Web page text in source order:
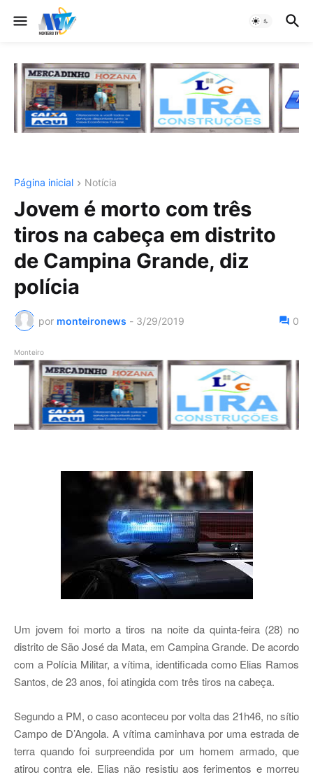
Página inicial Notícia
Jovem é morto com três
tiros na cabeça em distrito
de Campina Grande, diz
polícia
por monteironews - 3/29/2019 0
Monteiro
Um jovem foi morto a tiros na noite da quinta-feira (28) no
distrito de São José da Mata, em Campina Grande. De acordo
com a Polícia Militar, a vítima, identificada como Elias Ramos
Santos, de 23 anos, foi atingida com três tiros na cabeça.
Segundo a PM, o caso aconteceu por volta das 21h46, no sítio
Campo de D’Angola. A vítima caminhava por uma estrada de
terra quando foi surpreendida por um homem armado, que
atirou contra ele. Elias não resistiu aos ferimentos e morreu